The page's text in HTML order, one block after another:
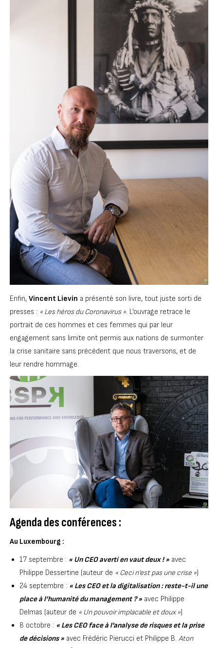
Enfin, Vincent Lievin a présenté son livre, tout juste sorti de
presses : « Les héros du Coronavirus ». L’ouvrage retrace le
portrait de ces hommes et ces femmes qui par leur
engagement sans limite ont permis aux nations de surmonter
la crise sanitaire sans précédent que nous traversons, et de
leur rendre hommage.
Agenda des conférences :
Au Luxembourg :
17 septembre : « Un CEO averti en vaut deux ! » avec
Philippe Dessertine (auteur de « Ceci n’est pas une crise »)
24 septembre : « Les CEO et la digitalisation : reste-t-il une
place à l’humanité du management ? » avec Philippe
Delmas (auteur de « Un pouvoir implacable et doux »)
8 octobre : « Les CEO face à l’analyse de risques et la prise
de décisions » avec Frédéric Pierucci et Philippe B. Aton